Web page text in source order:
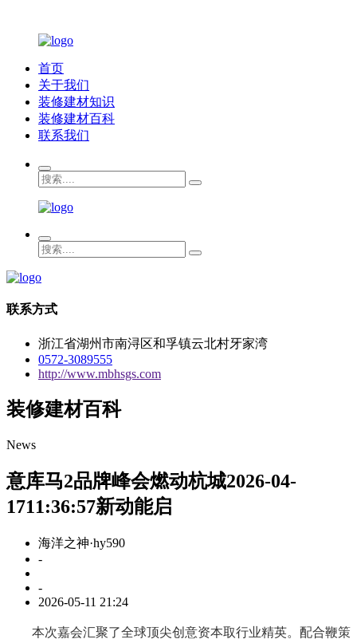
首页
关于我们
装修建材知识
装修建材百科
联系我们
联系方式
浙江省湖州市南浔区和孚镇云北村牙家湾
0572-3089555
http://www.mbhsgs.com
装修建材百科
News
意库马2品牌峰会燃动杭城2026-04-
1711:36:57新动能启
海洋之神·hy590
-
-
2026-05-11 21:24
本次嘉会汇聚了全球顶尖创意资本取行业精英。配合鞭策